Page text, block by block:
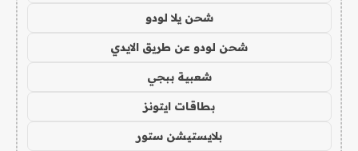
شحن يلا لودو
شحن لودو عن طريق الايدي
شعبية ببجي
بطاقات ايتونز
بلايستيشن ستور